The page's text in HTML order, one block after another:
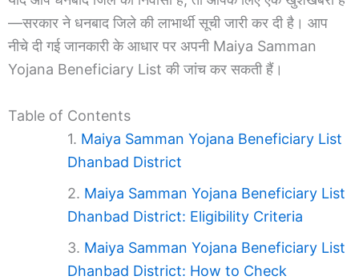
—सरकार ने धनबाद जिले की लाभार्थी सूची जारी कर दी है। आप
नीचे दी गई जानकारी के आधार पर अपनी Maiya Samman
Yojana Beneficiary List की जांच कर सकती हैं।
Table of Contents
Maiya Samman Yojana Beneficiary List
Dhanbad District
Maiya Samman Yojana Beneficiary List
Dhanbad District: Eligibility Criteria
Maiya Samman Yojana Beneficiary List
Dhanbad District: How to Check